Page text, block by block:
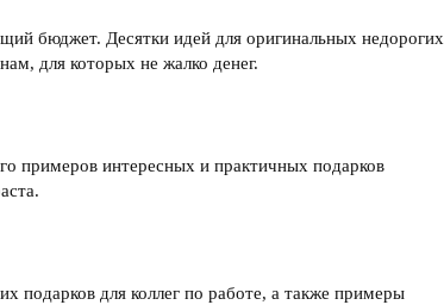
бюджет. Десятки идей для оригинальных недорогих
для которых не жалко денег.
примеров интересных и практичных подарков
подарков для коллег по работе, а также примеры